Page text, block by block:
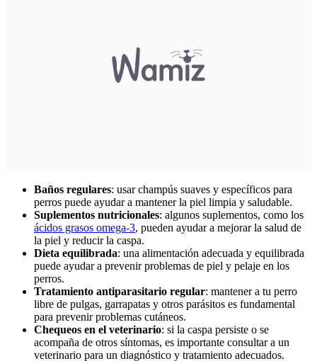
Baños regulares: usar champús suaves y específicos para
perros puede ayudar a mantener la piel limpia y saludable.
Suplementos nutricionales: algunos suplementos, como los
ácidos grasos omega-3, pueden ayudar a mejorar la salud de
la piel y reducir la caspa.
Dieta equilibrada: una alimentación adecuada y equilibrada
puede ayudar a prevenir problemas de piel y pelaje en los
perros.
Tratamiento antiparasitario regular: mantener a tu perro
libre de pulgas, garrapatas y otros parásitos es fundamental
para prevenir problemas cutáneos.
Chequeos en el veterinario: si la caspa persiste o se
acompaña de otros síntomas, es importante consultar a un
veterinario para un diagnóstico y tratamiento adecuados.